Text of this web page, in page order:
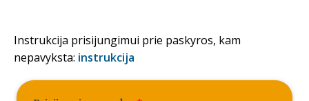
Instrukcija prisijungimui prie paskyros, kam
nepavyksta: instrukcija